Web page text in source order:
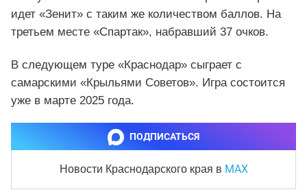
идет «Зенит» с таким же количеством баллов. На
третьем месте «Спартак», набравший 37 очков.
В следующем туре «Краснодар» сыграет с
самарскими «Крыльями Советов». Игра состоится
уже в марте 2025 года.
ПОДПИСАТЬСЯ
Новости Краснодарского края в MAX